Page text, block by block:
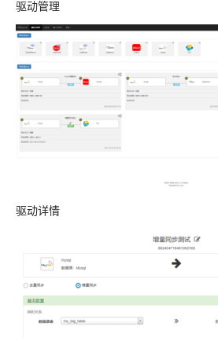
驱动管理
驱动详情